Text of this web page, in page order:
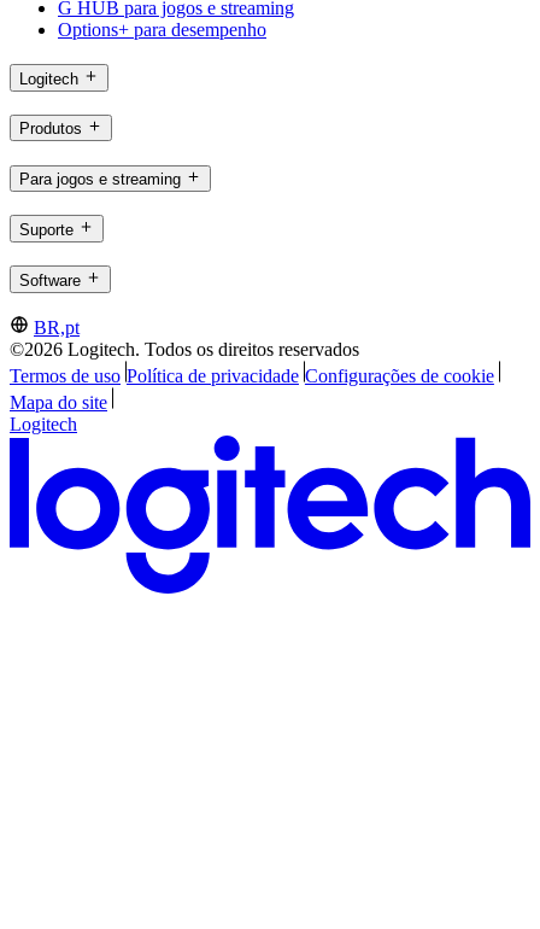
G HUB para jogos e streaming
Options+ para desempenho
Logitech
Produtos
Para jogos e streaming
Suporte
Software
BR,pt
©2026 Logitech. Todos os direitos reservados
Termos de uso Política de privacidade Configurações de cookie
Mapa do site
Logitech